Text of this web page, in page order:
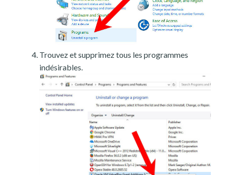
Trouvez et supprimez tous les programmes
indésirables.